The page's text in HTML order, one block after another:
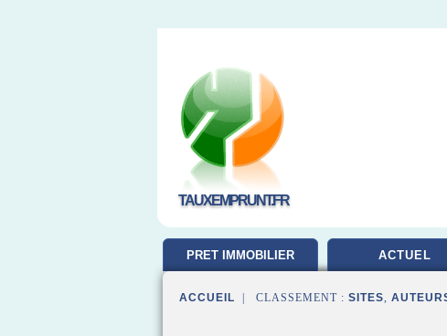
TAUXEMPRUNT.FR
PRET IMMOBILIER ACTUEL
ACCUEIL | CLASSEMENT : SITES,